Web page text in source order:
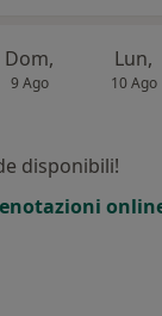
Dom,
9 Ago
Lun,
10 Ago
disponibili!